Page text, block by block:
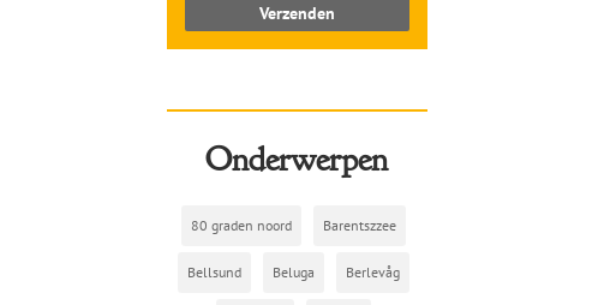
Verzenden
Onderwerpen
80 graden noord Barentszzee
Bellsund Beluga Berlevåg